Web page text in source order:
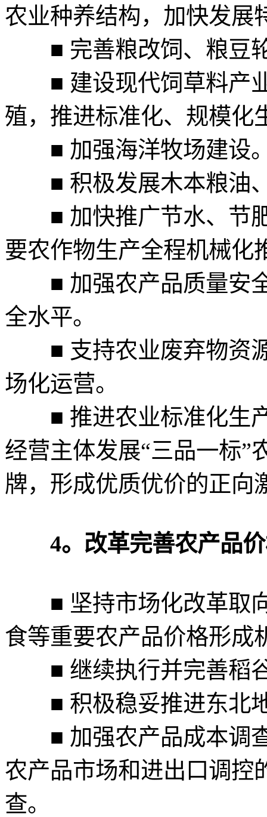
农业种养结构，加快发展
■ 完善粮改饲、粮豆
■ 建设现代饲草料产业
殖，推进标准化、规模化
■ 加强海洋牧场建设
■ 积极发展木本粮油
■ 加快推广节水、节肥
要农作物生产全程机械化
■ 加强农产品质量安全
全水平。
■ 支持农业废弃物资源
场化运营。
■ 推进农业标准化生产
经营主体发展“三品一标”
牌，形成优质优价的正向
4。改革完善农产品价
■ 坚持市场化改革取向
食等重要农产品价格形成
■ 继续执行并完善稻谷
■ 积极稳妥推进东北
■ 加强农产品成本调查
农产品市场和进出口调控
查。